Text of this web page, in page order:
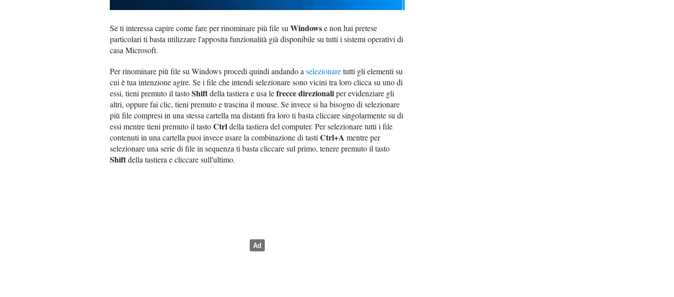
Se ti interessa capire come fare per rinominare più file su Windowse non hai pretese
particolari ti basta utilizzare l'apposita funzionalità già disponibile su tutti i sistemi operativi di
casa Microsoft.
Per rinominare più file su Windows procedi quindi andando a selezionaretutti gli elementi su
cui è tua intenzione agire. Se i file che intendi selezionare sono vicini tra loro clicca su uno di
essi, tieni premuto il tastoShiftdella tastiera e usa lefrecce direzionaliper evidenziare gli
altri, oppure fai clic, tieni premuto e trascina il mouse. Se invece si ha bisogno di selezionare
più file compresi in una stessa cartella ma distanti fra loro ti basta cliccare singolarmente su di
essi mentre tieni premuto il tastoCtrldella tastiera del computer. Per selezionare tutti i file
contenuti in una cartella puoi invece usare la combinazione di tasti Ctrl+A mentre per
selezionare una serie di file in sequenza ti basta cliccare sul primo, tenere premuto il tasto
Shiftdella tastiera e cliccare sull'ultimo.